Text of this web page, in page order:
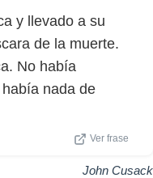
y llevado a su
de la muerte.
No había
había nada de
Ver frase
John Cusack